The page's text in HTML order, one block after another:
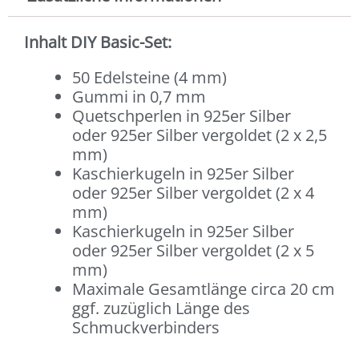
Inhalt DIY Basic-Set:
50 Edelsteine (4 mm)
Gummi in 0,7 mm
Quetschperlen in 925er Silber
oder 925er Silber vergoldet (2 x 2,5
mm)
Kaschierkugeln in 925er Silber
oder 925er Silber vergoldet (2 x 4
mm)
Kaschierkugeln in 925er Silber
oder 925er Silber vergoldet (2 x 5
mm)
Maximale Gesamtlänge circa 20 cm
ggf. zuzüglich Länge des
Schmuckverbinders